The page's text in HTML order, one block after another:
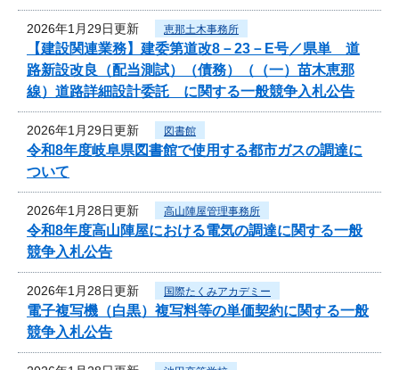
2026年1月29日更新 恵那土木事務所
【建設関連業務】建委第道改8－23－E号／県単 道
路新設改良（配当測試）（債務）（（一）苗木恵那
線）道路詳細設計委託 に関する一般競争入札公告
2026年1月29日更新 図書館
令和8年度岐阜県図書館で使用する都市ガスの調達に
ついて
2026年1月28日更新 高山陣屋管理事務所
令和8年度高山陣屋における電気の調達に関する一般
競争入札公告
2026年1月28日更新 国際たくみアカデミー
電子複写機（白黒）複写料等の単価契約に関する一般
競争入札公告